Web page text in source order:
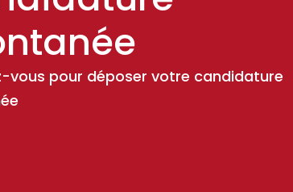
vous pour déposer votre candidature